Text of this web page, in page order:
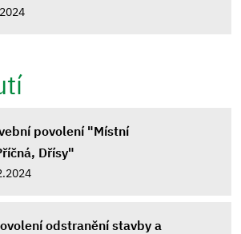
povolení "Místní
Dřísy"
odstranění stavby a